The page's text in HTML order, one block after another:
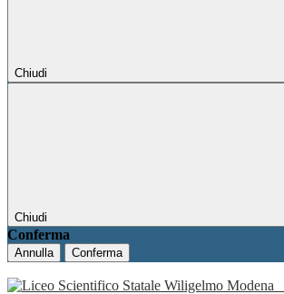
Chiudi
Chiudi
Conferma
Annulla Conferma